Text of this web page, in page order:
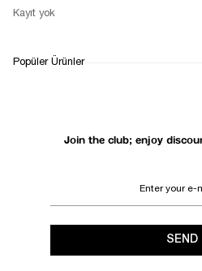
Join the club; enjoy
SEND
Kayıt yok
Popüler Ürünler